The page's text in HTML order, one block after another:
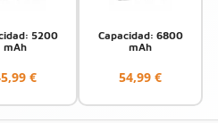
5200
mAh
€
Capacidad: 6800
mAh
54,99 €